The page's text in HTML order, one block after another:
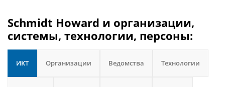
Schmidt Howard и организации,
системы, технологии, персоны:
ИКТ Организации Ведомства Технологии